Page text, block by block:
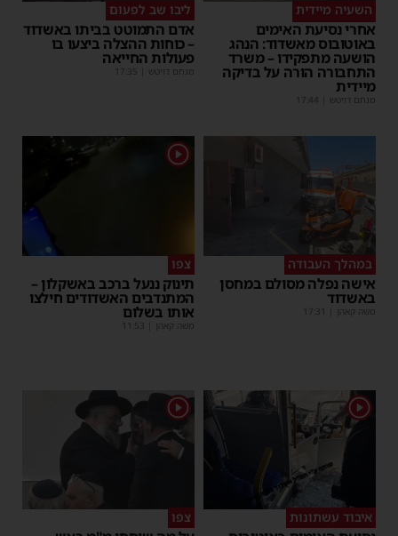
השעיה מיידית
אחרי נסיעת האימים
באוטובוס מאשדוד: הנהג
הושעה מתפקידו – משרד
התחבורה הורה על בדיקה
מיידית
מנחם דויטש 17:44
ליבו שב לפעום
אדם התמוטט בביתו באשדוד
– כוחות ההצלה ביצעו בו
פעולות החייאה
מנחם דויטש 17:35
במהלך העבודה
אישה נפלה מסולם במחסן
באשדוד
משה קאהן 17:31
1
צפו
תינוק ננעל ברכב באשקלון –
המתנדבים האשדודים חילצו
אותו בשלום
משה קאהן 11:53
1
איבוד עשתונות
1
צפו